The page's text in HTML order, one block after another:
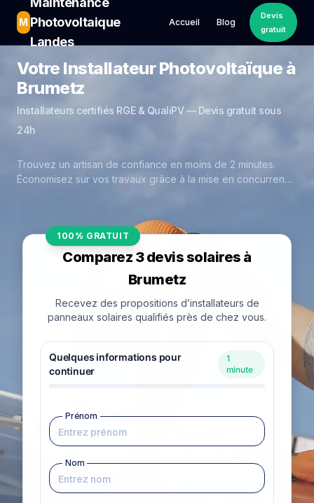
M Photovoltaique
Landes
Accueil Blog
Devis
gratuit
Votre Installateur Photovoltaïque à
Brumetz
Installateurs certifiés RGE & QualiPV — Devis gratuit sous
24h
Trouvez un artisan de confiance en moins de 2 minutes.
Économisez sur vos travaux grâce à la mise en concurrence
100% GRATUIT
Comparez 3 devis solaires à
Brumetz
Recevez des propositions d’installateurs de
panneaux solaires qualifiés près de chez vous.